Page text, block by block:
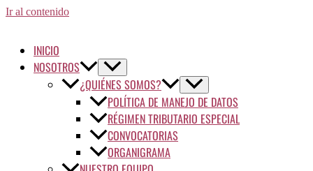
Ir al contenido
INICIO
NOSOTROS
¿QUIÉNES SOMOS?
POLÍTICA DE MANEJO DE DATOS
RÉGIMEN TRIBUTARIO ESPECIAL
CONVOCATORIAS
ORGANIGRAMA